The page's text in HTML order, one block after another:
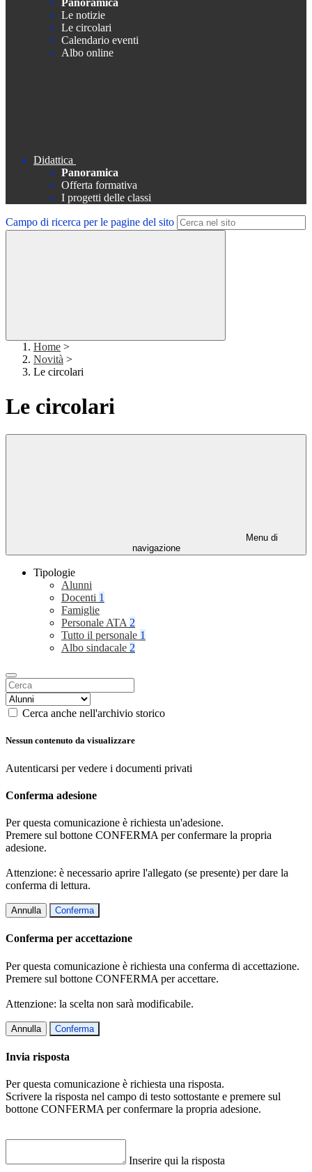
Panoramica
Le notizie
Le circolari
Calendario eventi
Albo online
Didattica
Panoramica
Offerta formativa
I progetti delle classi
Campo di ricerca per le pagine del sito
Home >
Novità >
Le circolari
Le circolari
Menu di
navigazione
Tipologie
Alunni
Docenti 1
Famiglie
Personale ATA 2
Tutto il personale 1
Albo sindacale 2
Cerca anche nell'archivio storico
Nessun contenuto da visualizzare
Autenticarsi per vedere i documenti privati
Conferma adesione
Per questa comunicazione è richiesta un'adesione.
Premere sul bottone CONFERMA per confermare la propria
adesione.
Attenzione: è necessario aprire l'allegato (se presente) per dare la
conferma di lettura.
Annulla Conferma
Conferma per accettazione
Per questa comunicazione è richiesta una conferma di accettazione.
Premere sul bottone CONFERMA per accettare.
Attenzione: la scelta non sarà modificabile.
Annulla Conferma
Invia risposta
Per questa comunicazione è richiesta una risposta.
Scrivere la risposta nel campo di testo sottostante e premere sul
bottone CONFERMA per confermare la propria adesione.
Inserire qui la risposta